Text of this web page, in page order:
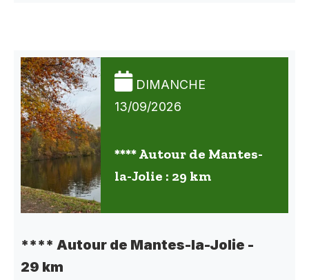
DIMANCHE
13/09/2026
**** Autour de Mantes-
la-Jolie : 29 km
**** Autour de Mantes-la-Jolie -
29 km